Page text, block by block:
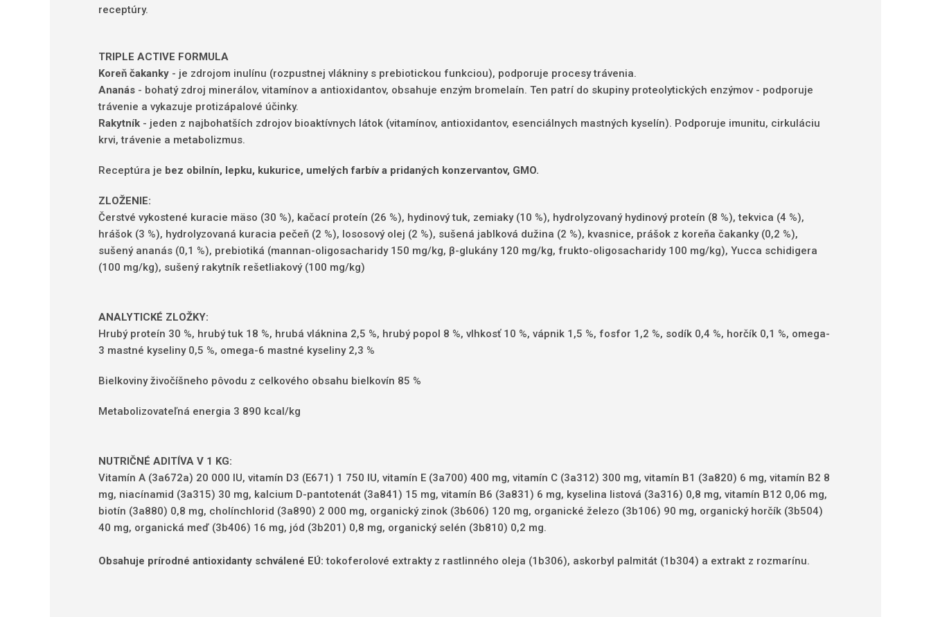
receptúry.
TRIPLE ACTIVE FORMULA
Koreň čakanky - je zdrojom inulínu (rozpustnej vlákniny s prebiotickou funkciou), podporuje procesy trávenia.
Ananás - bohatý zdroj minerálov, vitamínov a antioxidantov, obsahuje enzým bromelaín. Ten patrí do skupiny proteolytických enzýmov - podporuje
trávenie a vykazuje protizápalové účinky.
Rakytník - jeden z najbohatších zdrojov bioaktívnych látok (vitamínov, antioxidantov, esenciálnych mastných kyselín). Podporuje imunitu, cirkuláciu
krvi, trávenie a metabolizmus.
Receptúra ​​je bez obilnín, lepku, kukurice, umelých farbív a pridaných konzervantov, GMO.
ZLOŽENIE:
Čerstvé vykostené kuracie mäso (30 %), kačací proteín (26 %), hydinový tuk, zemiaky (10 %), hydrolyzovaný hydinový proteín (8 %), tekvica (4 %),
hrášok (3 %), hydrolyzovaná kuracia pečeň (2 %), lososový olej (2 %), sušená jablková dužina (2 %), kvasnice, prášok z koreňa čakanky (0,2 %),
sušený ananás (0,1 %), prebiotiká (mannan-oligosacharidy 150 mg/kg, β-glukány 120 mg/kg, frukto-oligosacharidy 100 mg/kg), Yucca schidigera
(100 mg/kg), sušený rakytník rešetliakový (100 mg/kg)
ANALYTICKÉ ZLOŽKY:
Hrubý proteín 30 %, hrubý tuk 18 %, hrubá vláknina 2,5 %, hrubý popol 8 %, vlhkosť 10 %, vápnik 1,5 %, fosfor 1,2 %, sodík 0,4 %, horčík 0,1 %, omega-
3 mastné kyseliny 0,5 %, omega-6 mastné kyseliny 2,3 %
Bielkoviny živočíšneho pôvodu z celkového obsahu bielkovín 85 %
Metabolizovateľná energia 3 890 kcal/kg
NUTRIČNÉ ADITÍVA V 1 KG:
Vitamín A (3a672a) 20 000 IU, vitamín D3 (E671) 1 750 IU, vitamín E (3a700) 400 mg, vitamín C (3a312) 300 mg, vitamín B1 (3a820) 6 mg, vitamín B2 8
mg, niacínamid (3a315) 30 mg, kalcium D-pantotenát (3a841) 15 mg, vitamín B6 (3a831) 6 mg, kyselina listová (3a316) 0,8 mg, vitamín B12 0,06 mg,
biotín (3a880) 0,8 mg, cholínchlorid (3a890) 2 000 mg, organický zinok (3b606) 120 mg, organické železo (3b106) 90 mg, organický horčík (3b504)
40 mg, organická meď (3b406) 16 mg, jód (3b201) 0,8 mg, organický selén (3b810) 0,2 mg.
Obsahuje prírodné antioxidanty schválené EÚ: tokoferolové extrakty z rastlinného oleja (1b306), askorbyl palmitát (1b304) a extrakt z rozmarínu.